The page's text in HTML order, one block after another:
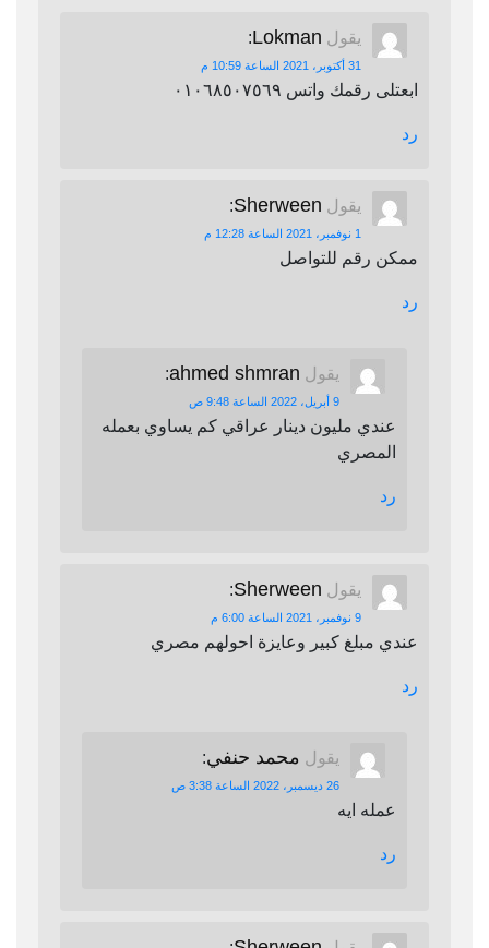
يقول Lokman
:
31 أكتوبر، 2021 الساعة 10:59 م
ابعتلى رقمك واتس ٠١٠٦٨٥٠٧٥٦٩
رد
يقول Sherween
:
1 نوفمبر، 2021 الساعة 12:28 م
ممكن رقم للتواصل
رد
يقول ahmed shmran
:
9 أبريل، 2022 الساعة 9:48 ص
عندي مليون دينار عراقي كم يساوي بعمله
المصري
رد
يقول Sherween
:
9 نوفمبر، 2021 الساعة 6:00 م
عندي مبلغ كبير وعايزة احولهم مصري
رد
يقول محمد حنفي:
26 ديسمبر، 2022 الساعة 3:38 ص
عمله ايه
رد